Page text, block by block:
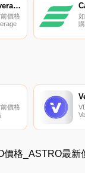
ETH 2x Flexible Leverage Index
價格
級加
他列
價格
所頁格_ASTRO最新